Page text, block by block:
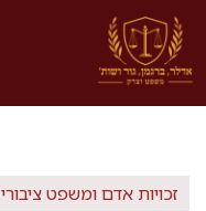
לדלג
לתוכן
זכויות אדם ומשפט ציבורי